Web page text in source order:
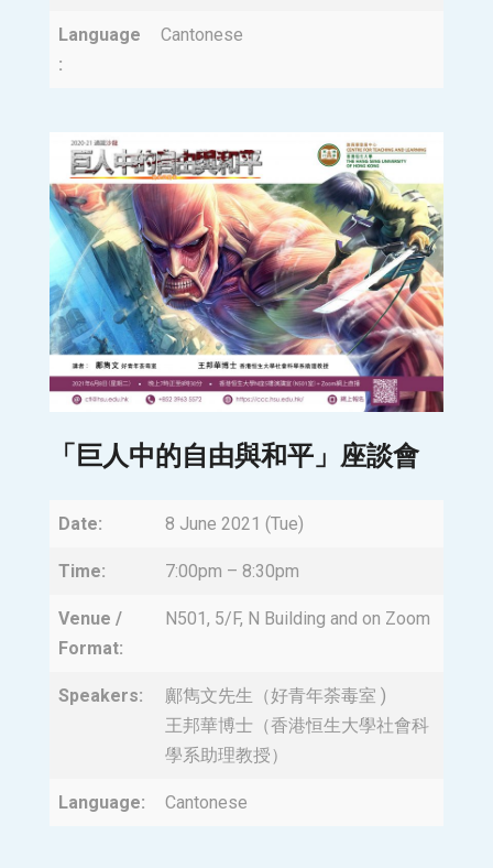
Language
:
Cantonese
「巨人中的自由與和平」座談會
Date: 8 June 2021 (Tue)
Time: 7:00pm – 8:30pm
Venue /
Format:
N501, 5/F, N Building and on Zoom
Speakers:
鄺雋文先生（好青年荼毒室 )
王邦華博士（香港恒生大學社會科
學系助理教授）
Language: Cantonese